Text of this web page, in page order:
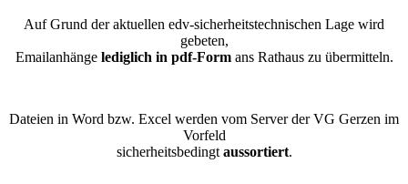
Auf Grund der aktuellen edv-sicherheitstechnischen Lage wird
gebeten,
Emailanhänge lediglich in pdf-Formans Rathaus zu übermitteln.
Dateien in Word bzw. Excel werden vom Server der VG Gerzen im
Vorfeld
sicherheitsbedingt aussortiert.